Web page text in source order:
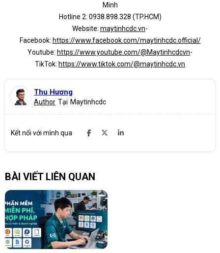
Minh
Hotline 2: 0938.898.328 (TP.HCM)
Website: maytinhcdc.vn-
Facebook: https://www.facebook.com/maytinhcdc.official/
Youtube: https://www.youtube.com/@Maytinhcdcvn-
TikTok: https://www.tiktok.com/@maytinhcdc.vn
Thu Hương
Author Tại Maytinhcdc
Kết nối với mình qua
BÀI VIẾT LIÊN QUAN